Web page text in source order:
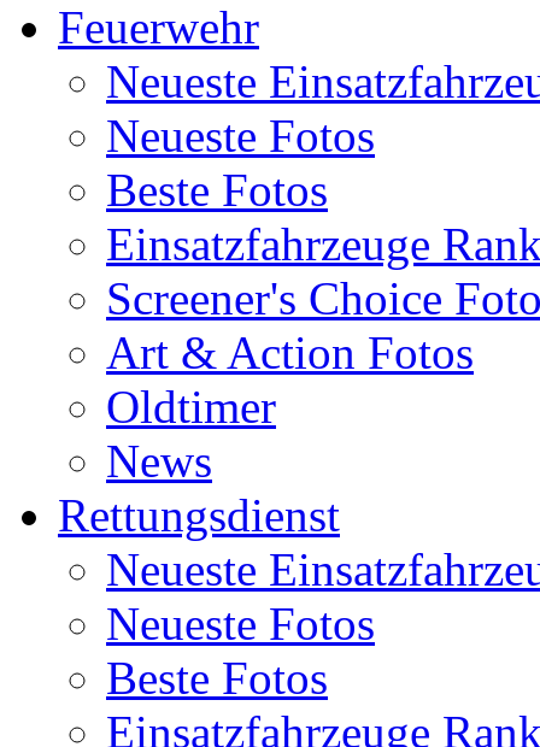
Feuerwehr
Neueste
Neueste Fotos
Beste Fotos
Einsatzfahrzeuge
Screener's Choice
Art & Action Fotos
Oldtimer
News
Rettungsdienst
Neueste
Neueste Fotos
Beste Fotos
Einsatzfahrzeuge